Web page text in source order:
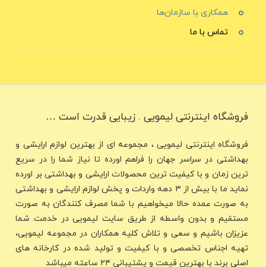
همکاری با سازمان‌ها
تماس با ما
فروشگاه اینترنتی لیمویی . زیبایی قدرت است …
فروشگاه اینترنتی لیمویی ، مجموعه ای از بهترین لوازم ارایشی و
بهداشتی در سراسر جهان را فراهم اورده تا نیاز شما را در سریع
ترین زمان و با کیفیت ترین محصولات ارایشی و بهداشتی بر اورده
نماید ما با بیش از ۳ دهه واردات و پخش لوازم ارایشی و بهداشتی
به صورت عمده حالا میخواهیم با شما مصرف کنندگان به صورت
مستقیم و بدون واسطه از طریق سایت لیمویی در خدمت شما
عزیزان باشیم و سعی و تلاش کلیه همکاران در مجموعه لیمویی،
تهیه اجناس تخصصی و با کیفیت و تولید شده در کارخانه های
اصلی برند با بهترین قیمت و پشتیبانی ۲۴ ساعته میباشد